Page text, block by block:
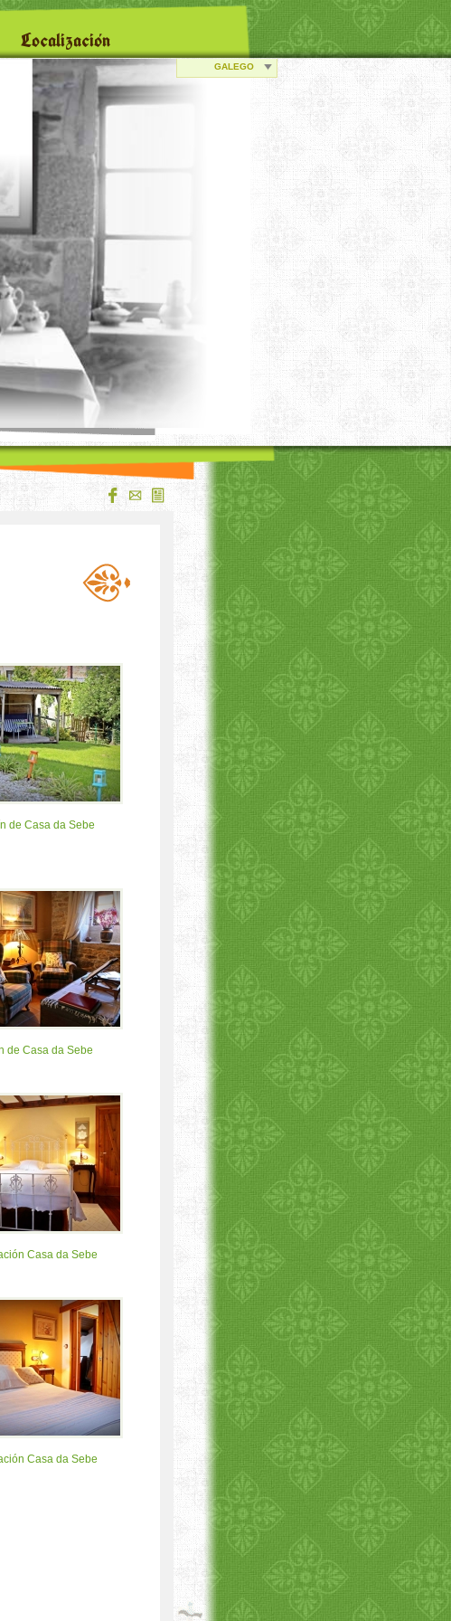
Localización
GALEGO
de Casa da Sebe
de Casa da Sebe
Casa da Sebe
Casa da Sebe